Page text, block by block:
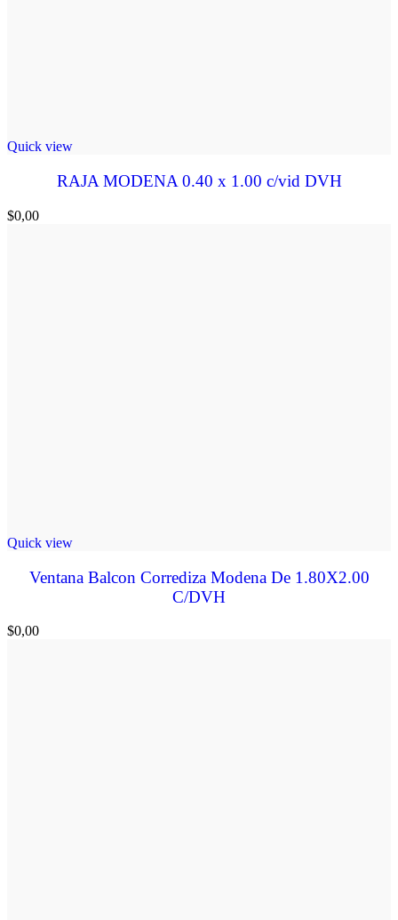
Quick view
RAJA MODENA 0.40 x 1.00 c/vid DVH
$0,00
Quick view
Ventana Balcon Corrediza Modena De 1.80X2.00
C/DVH
$0,00